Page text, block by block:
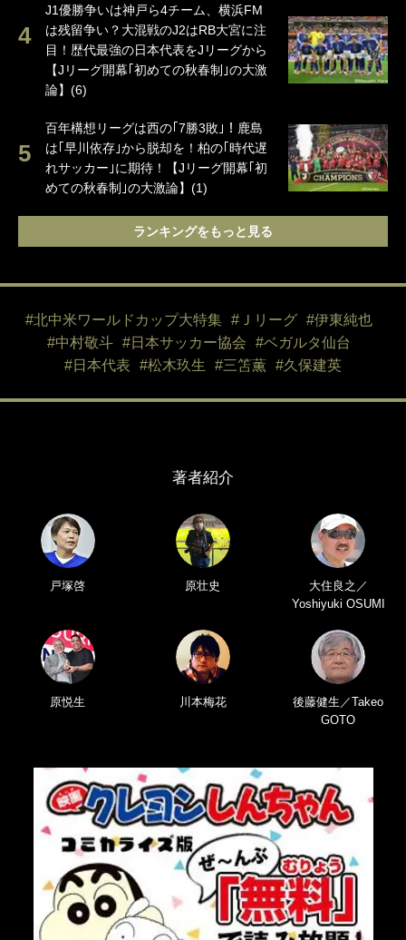
J1優勝争いは神戸ら4チーム、横浜FM
は残留争い？大混戦のJ2はRB大宮に注
目！歴代最強の日本代表をJリーグから
【Jリーグ開幕｢初めての秋春制｣の大激
論】(6)
百年構想リーグは西の｢7勝3敗｣！鹿島
は｢早川依存｣から脱却を！柏の｢時代遅
れサッカー｣に期待！【Jリーグ開幕｢初
めての秋春制｣の大激論】(1)
ランキングをもっと見る
#北中米ワールドカップ大特集 #Ｊリーグ
#伊東純也
#中村敬斗
#日本サッカー協会
#ベガルタ仙台
#日本代表
#松木玖生 #三笘薫 #久保建英
著者紹介
戸塚啓 原壮史
大住良之／
Yoshiyuki OSUMI
原悦生 川本梅花
後藤健生／Takeo
GOTO